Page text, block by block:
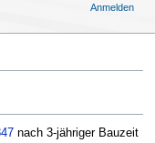
nach 3-jähriger Bauzeit
Anmelden